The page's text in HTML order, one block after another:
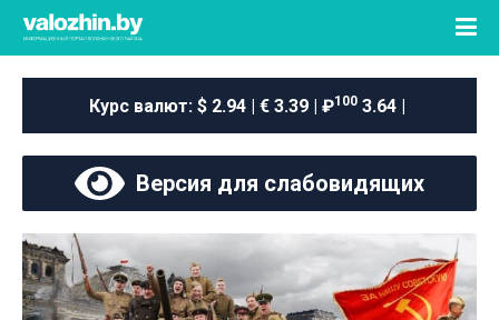
Курс валют: $ 2.94 | € 3.39 | ₽100 3.64 |
Версия для слабовидящих